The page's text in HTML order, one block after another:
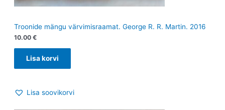
Troonide mängu värvimisraamat. George R. R. Martin. 2016
10.00 €
Lisa korvi
Lisa soovikorvi